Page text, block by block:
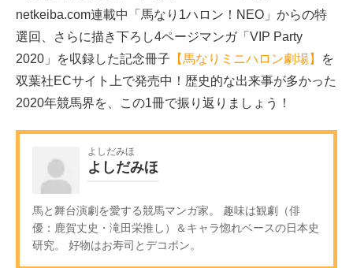
netkeiba.com連載中「馬なり1ハロン！NEO」からの特
選回、さらに描き下ろし4ページマンガ「VIP Party
2020」を収録した記念冊子 【馬なりミニハロン劇場】
を
双葉社ECサイト上で発売中！歴史的な出来事が多かった
2020年競馬界を、この1冊で振り返りましょう！
よしだみほ
よしだみほ
馬と舞台演劇を愛する競馬マンガ家。 趣味は観劇（俳
優：鹿賀丈史・滝田栄推し）＆キャラ惚れベースの日本史
研究。 好物はお寿司とデコポン。